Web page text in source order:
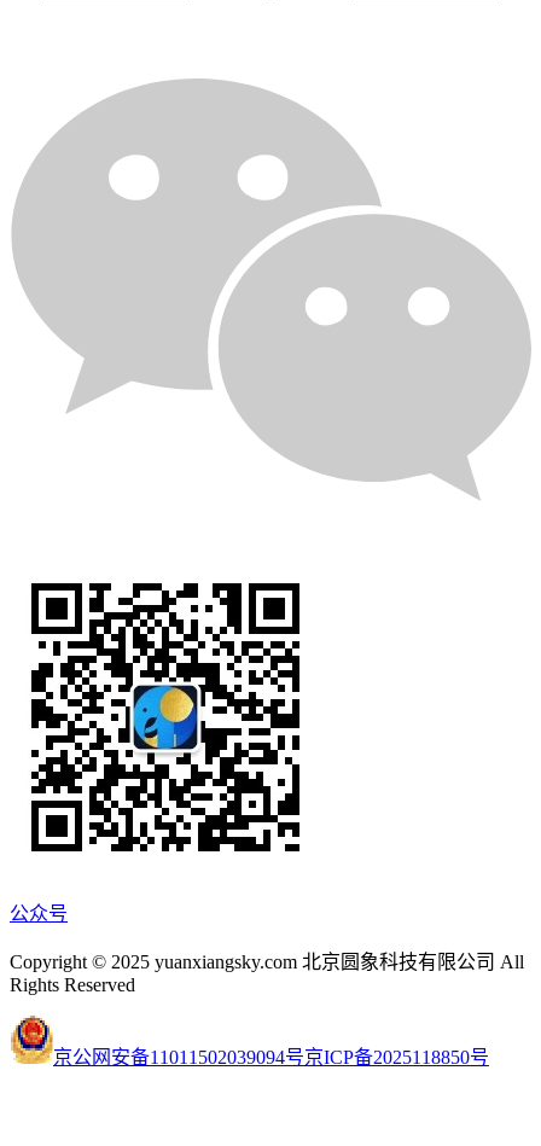
公众号
Copyright © 2025 yuanxiangsky.com 北京圆象科技有限公司 All
Rights Reserved
京公网安备11011502039094号京ICP备2025118850号